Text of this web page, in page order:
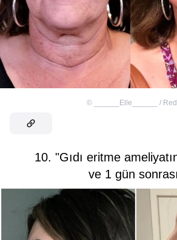
© ______Elle______ /
10. "Gıdı eritme
ve 1 gün